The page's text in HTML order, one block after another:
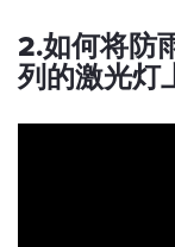
2.如何将防
列的激光灯